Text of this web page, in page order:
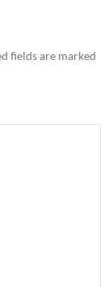
fields are marked